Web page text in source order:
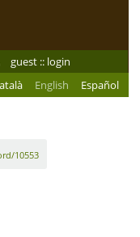
guest :: login
English Español
10553